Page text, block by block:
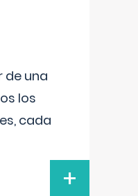
de una
los
cada
+